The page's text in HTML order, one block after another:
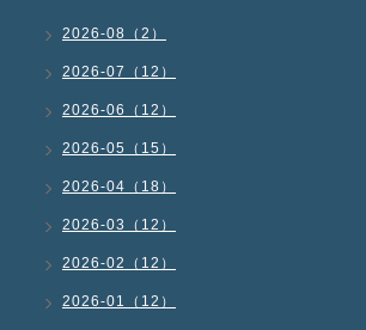
2026-08（2）
2026-07（12）
2026-06（12）
2026-05（15）
2026-04（18）
2026-03（12）
2026-02（12）
2026-01（12）